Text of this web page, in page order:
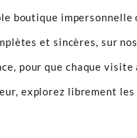
boutique
et sincères, sur
pour que chaque
explorez librement